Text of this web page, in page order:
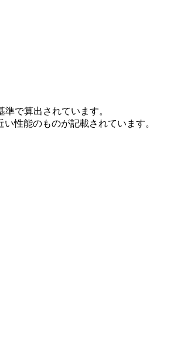
で算出されています。
性能のものが記載されています。